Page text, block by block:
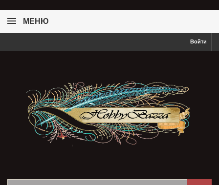
МЕНЮ
Войти